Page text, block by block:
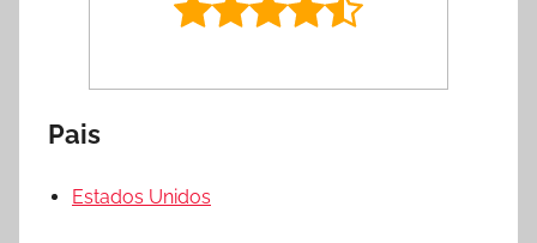
Pais
Estados Unidos